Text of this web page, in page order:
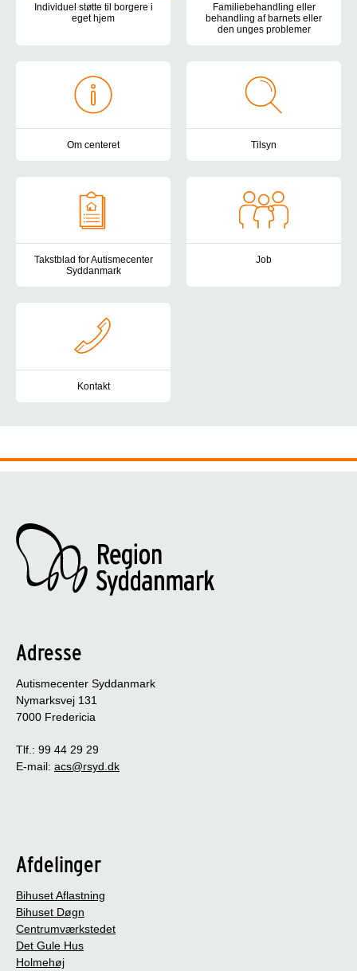
Individuel støtte til borgere i
eget hjem
Botilbuddene Holmehøj, Kirkevej og Teglgårdsparken tilbyder
Familiebehandling eller
behandling af barnets eller
den unges problemer
Om centeret Tilsyn
Takstblad for Autismecenter
Syddanmark
Job
Kontakt
Adresse
Autismecenter Syddanmark
Nymarksvej 131
7000 Fredericia
Tlf.: 99 44 29 29
E-mail: acs@rsyd.dk
Afdelinger
Bihuset Aflastning
Bihuset Døgn
Centrumværkstedet
Det Gule Hus
Holmehøj